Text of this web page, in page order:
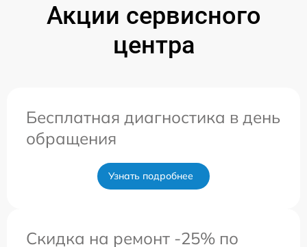
Акции сервисного
центра
Бесплатная диагностика в день
обращения
Узнать подробнее
Скидка на ремонт -25% по